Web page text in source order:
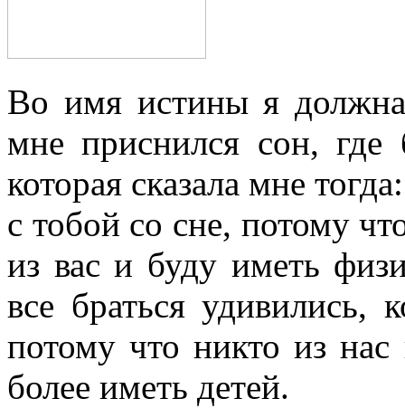
Во имя истины я
мне приснился сон,
которая сказала мне
с тобой со сне, потому
из вас и буду иметь
все браться удивились,
потому что никто из
более иметь детей.